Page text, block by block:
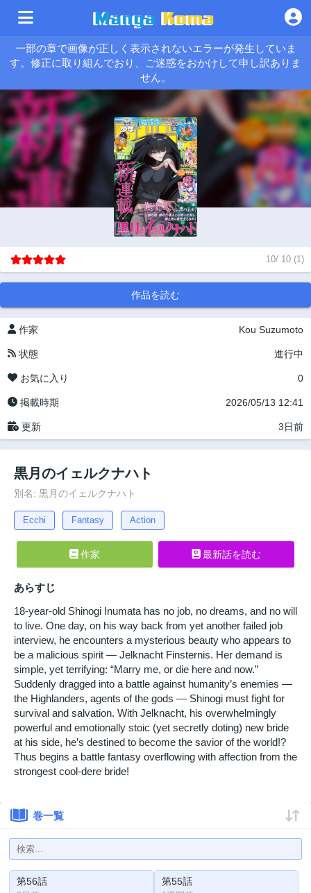
一部の章で画像が正しく表示されないエラーが発生していま
す。修正に取り組んでおり、ご迷惑をおかけして申し訳ありま
せん。
10/ 10 (1)
作品を読む
作家 Kou Suzumoto
状態 進行中
お気に入り 0
掲載時期 2026/05/13 12:41
更新 3日前
黒月のイェルクナハト
別名: 黒月のイェルクナハト
Ecchi Fantasy Action
作家 最新話を読む
あらすじ
18-year-old Shinogi Inumata has no job, no dreams, and no will
to live. One day, on his way back from yet another failed job
interview, he encounters a mysterious beauty who appears to
be a malicious spirit — Jelknacht Finsternis. Her demand is
simple, yet terrifying: “Marry me, or die here and now.”
Suddenly dragged into a battle against humanity’s enemies —
the Highlanders, agents of the gods — Shinogi must fight for
survival and salvation. With Jelknacht, his overwhelmingly
powerful and emotionally stoic (yet secretly doting) new bride
at his side, he’s destined to become the savior of the world!?
Thus begins a battle fantasy overflowing with affection from the
strongest cool-dere bride!
巻一覧
第56話 第55話